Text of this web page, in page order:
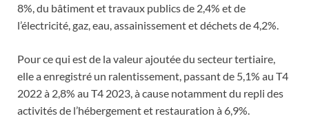
8%, du bâtiment et travaux publics de 2,4% et de
l’électricité, gaz, eau, assainissement et déchets de 4,2%.
Pour ce qui est de la valeur ajoutée du secteur tertiaire,
elle a enregistré un ralentissement, passant de 5,1% au T4
2022 à 2,8% au T4 2023, à cause notamment du repli des
activités de l’hébergement et restauration à 6,9%.